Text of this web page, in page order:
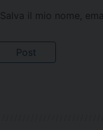
Salva il mio nome,